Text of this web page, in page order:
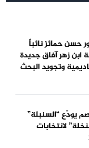
حسن حمائز نائباً
ابن زهر آفاق جديدة
وتجويد البحث
يودّع “السنبلة”
لانتخابات